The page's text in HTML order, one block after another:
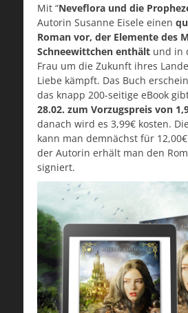
Mit “Neveflora und die
Autorin Susanne Eisele einen
Roman vor, der Elemente des
Schneewittchen enthält und in
Frau um die Zukunft ihres
Liebe kämpft. Das Buch
das knapp 200-seitige eBook
28.02. zum Vorzugspreis von
danach wird es 3,99€ kosten.
kann man demnächst für
der Autorin erhält man den
signiert.